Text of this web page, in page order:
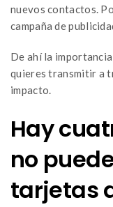
nuevos contactos.
campaña de
De ahí la
quieres transmitir a
impacto.
Hay
no
tarjetas